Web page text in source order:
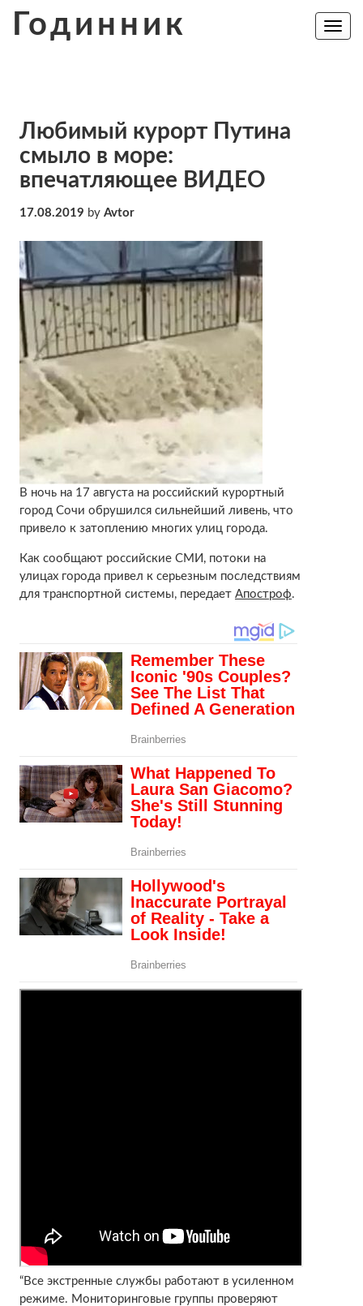
Годинник
Toggle
Любимый курорт Путина
смыло в море:
впечатляющее ВИДЕО
17.08.2019 by Avtor
В ночь на 17 августа на российский курортный
город Сочи обрушился сильнейший ливень, что
привело к затоплению многих улиц города.
Как сообщают российские СМИ, потоки на
улицах города привел к серьезным последствиям
для транспортной системы, передает Апостроф.
“Все экстренные службы работают в усиленном
режиме. Мониторинговые группы проверяют